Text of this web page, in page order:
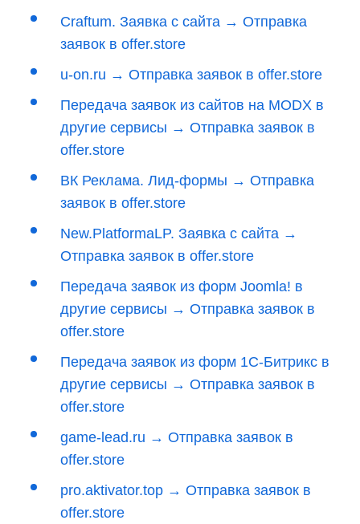
Craftum. Заявка с сайта → Отправка
заявок в offer.store
u-on.ru → Отправка заявок в offer.store
Передача заявок из сайтов на MODX в
другие сервисы → Отправка заявок в
offer.store
ВК Реклама. Лид-формы → Отправка
заявок в offer.store
New.PlatformaLP. Заявка с сайта →
Отправка заявок в offer.store
Передача заявок из форм Joomla! в
другие сервисы → Отправка заявок в
offer.store
Передача заявок из форм 1С-Битрикс в
другие сервисы → Отправка заявок в
offer.store
game-lead.ru → Отправка заявок в
offer.store
pro.aktivator.top → Отправка заявок в
offer.store